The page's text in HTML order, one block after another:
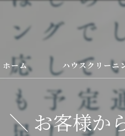
ホーム ハウスクリーニ
＼ お客様か